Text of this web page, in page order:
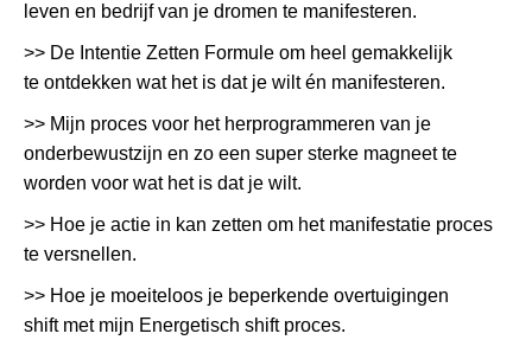
leven en bedrijf van je dromen te manifesteren.
>> De Intentie Zetten Formule om heel gemakkelijk
te ontdekken wat het is dat je wilt én manifesteren.
>> Mijn proces voor het herprogrammeren van je
onderbewustzijn en zo een super sterke magneet te
worden voor wat het is dat je wilt.
>> Hoe je actie in kan zetten om het manifestatie proces
te versnellen.
>> Hoe je moeiteloos je beperkende overtuigingen
shift met mijn Energetisch shift proces.